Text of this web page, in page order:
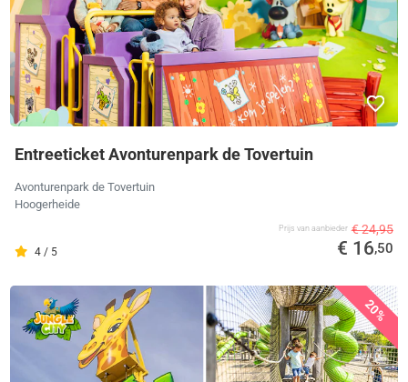
Entreeticket Avonturenpark de Tovertuin
Avonturenpark de Tovertuin
Hoogerheide
4 / 5
Prijs van aanbieder € 24,95
€ 16,50
20%